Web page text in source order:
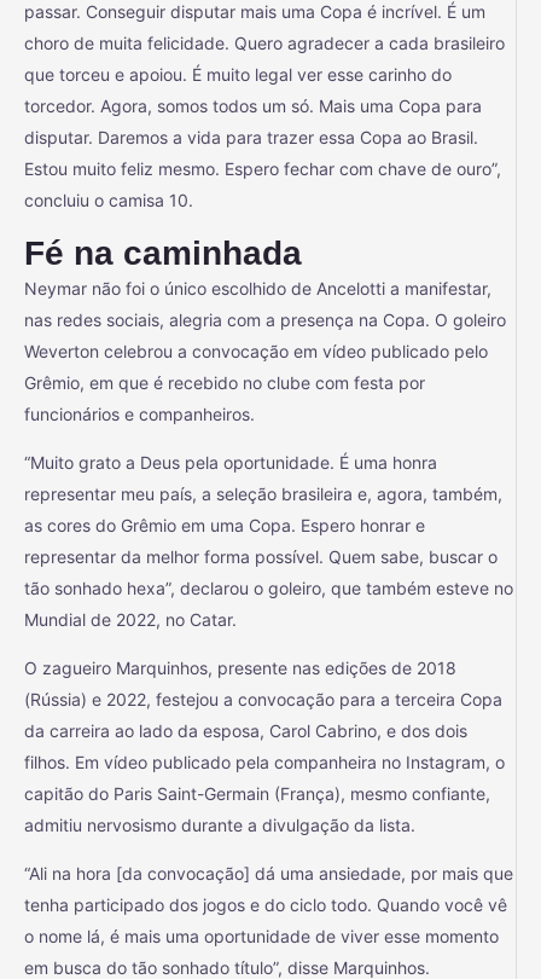
passar. Conseguir disputar mais uma Copa é incrível. É um
choro de muita felicidade. Quero agradecer a cada brasileiro
que torceu e apoiou. É muito legal ver esse carinho do
torcedor. Agora, somos todos um só. Mais uma Copa para
disputar. Daremos a vida para trazer essa Copa ao Brasil.
Estou muito feliz mesmo. Espero fechar com chave de ouro”,
concluiu o camisa 10.
Fé na caminhada
Neymar não foi o único escolhido de Ancelotti a manifestar,
nas redes sociais, alegria com a presença na Copa. O goleiro
Weverton celebrou a convocação em vídeo publicado pelo
Grêmio, em que é recebido no clube com festa por
funcionários e companheiros.
“Muito grato a Deus pela oportunidade. É uma honra
representar meu país, a seleção brasileira e, agora, também,
as cores do Grêmio em uma Copa. Espero honrar e
representar da melhor forma possível. Quem sabe, buscar o
tão sonhado hexa”, declarou o goleiro, que também esteve no
Mundial de 2022, no Catar.
O zagueiro Marquinhos, presente nas edições de 2018
(Rússia) e 2022, festejou a convocação para a terceira Copa
da carreira ao lado da esposa, Carol Cabrino, e dos dois
filhos. Em vídeo publicado pela companheira no Instagram, o
capitão do Paris Saint-Germain (França), mesmo confiante,
admitiu nervosismo durante a divulgação da lista.
“Ali na hora [da convocação] dá uma ansiedade, por mais que
tenha participado dos jogos e do ciclo todo. Quando você vê
o nome lá, é mais uma oportunidade de viver esse momento
em busca do tão sonhado título”, disse Marquinhos.